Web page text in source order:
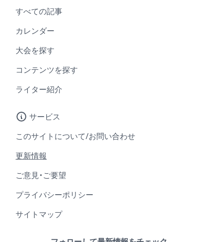
すべての記事
カレンダー
大会を探す
コンテンツを探す
ライター紹介
サービス
このサイトについて/お問い合わせ
更新情報
ご意見・ご要望
プライバシーポリシー
サイトマップ